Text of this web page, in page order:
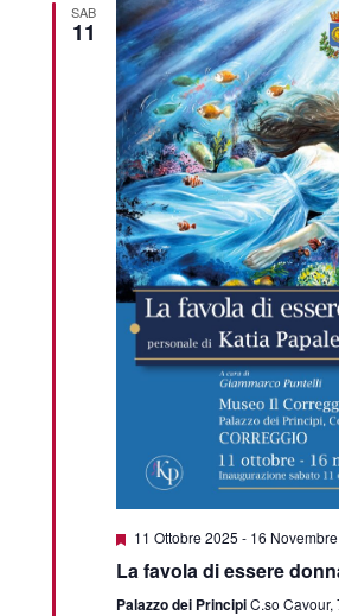
SAB
11
Segnalati
11 Ottobre 2025 - 16
La favola di essere
Palazzo dei PrincipiC.so Cavour,